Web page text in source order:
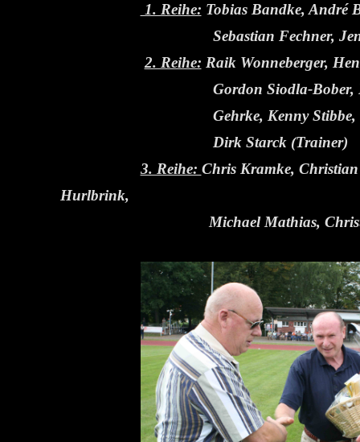
1. Reihe: Tobias Bandke, André
Sebastian Fechner, Jens
2. Reihe: Raik Wonneberger,
Gordon Siodla-Bober,
Gehrke, Kenny Stibbe, Gerlad
Dirk Starck (Trainer)
3. Reihe: Chris Kramke,
Hurlbrink,
Michael Mathias, Christian